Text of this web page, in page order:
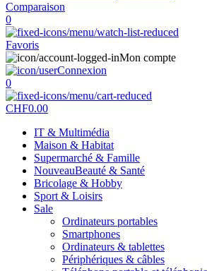
Comparaison
0
Favoris
Mon compte
Connexion
0
CHF0.00
IT & Multimédia
Maison & Habitat
Supermarché & Famille
NouveauBeauté & Santé
Bricolage & Hobby
Sport & Loisirs
Sale
Ordinateurs portables
Smartphones
Ordinateurs & tablettes
Périphériques & câbles